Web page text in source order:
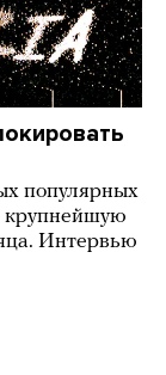
популярных
крупнейшую
Интервью